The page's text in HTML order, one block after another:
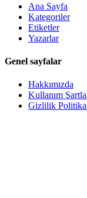
Ana Sayfa
Kategoriler
Etiketler
Yazarlar
Genel sayfalar
Hakkımızda
Kullanım
Gizlilik